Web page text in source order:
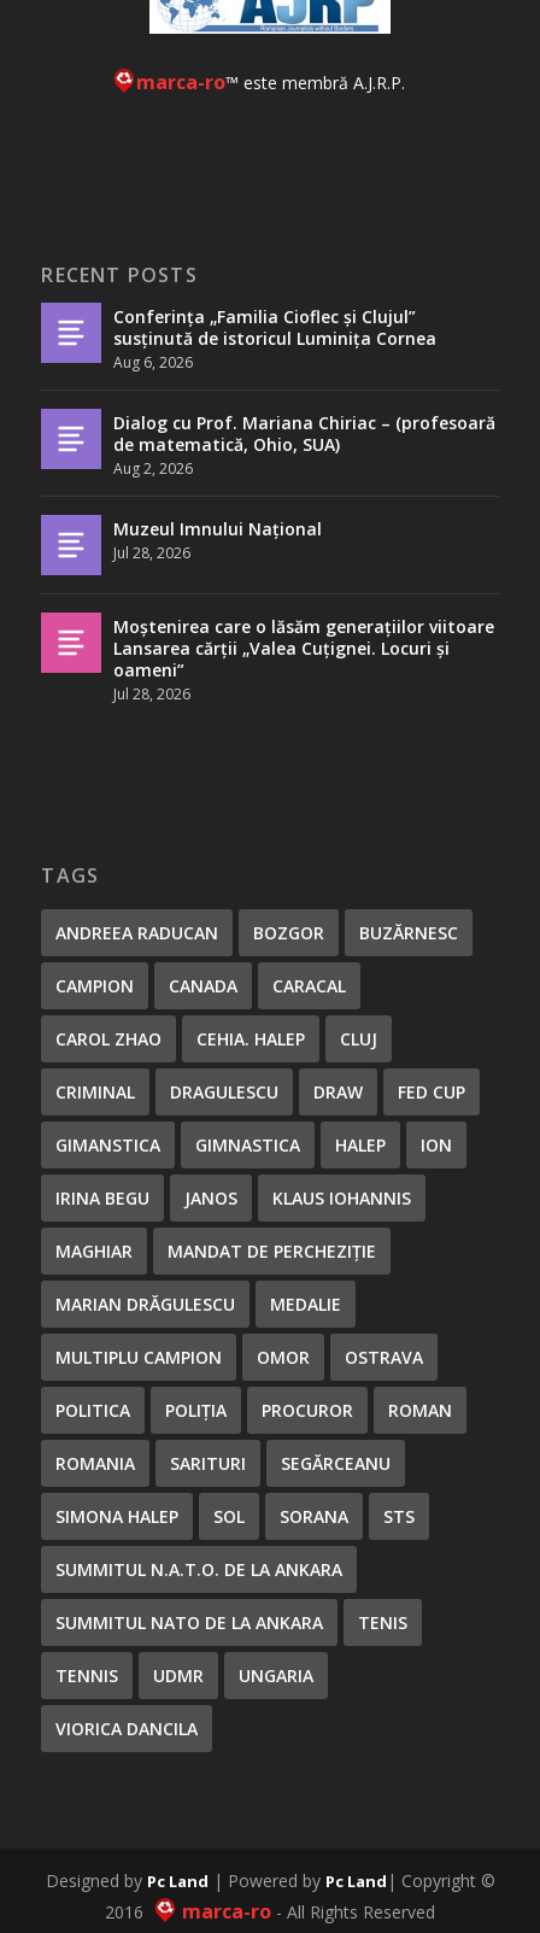
marca-ro™ este membră A.J.R.P.
RECENT POSTS
Conferința „Familia Cioflec și Clujul”
susținută de istoricul Luminița Cornea
Aug 6, 2026
Dialog cu Prof. Mariana Chiriac – (profesoară
de matematică, Ohio, SUA)
Aug 2, 2026
Muzeul Imnului Național
Jul 28, 2026
Moștenirea care o lăsăm generațiilor viitoare
Lansarea cărții „Valea Cuțignei. Locuri și
oameni”
Jul 28, 2026
TAGS
ANDREEA RADUCAN BOZGOR BUZĂRNESC
CAMPION CANADA CARACAL
CAROL ZHAO CEHIA. HALEP CLUJ
CRIMINAL DRAGULESCU DRAW FED CUP
GIMANSTICA GIMNASTICA HALEP ION
IRINA BEGU JANOS KLAUS IOHANNIS
MAGHIAR MANDAT DE PERCHEZIȚIE
MARIAN DRĂGULESCU MEDALIE
MULTIPLU CAMPION OMOR OSTRAVA
POLITICA POLIȚIA PROCUROR ROMAN
ROMANIA SARITURI SEGĂRCEANU
SIMONA HALEP SOL SORANA STS
SUMMITUL N.A.T.O. DE LA ANKARA
SUMMITUL NATO DE LA ANKARA TENIS
TENNIS UDMR UNGARIA
VIORICA DANCILA
Designed by Pc Land | Powered by Pc Land | Copyright ©
2016 marca-ro - All Rights Reserved